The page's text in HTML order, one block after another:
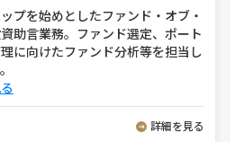
プを始めとしたファンド・オブ・
助言業務。ファンド選定、ポート
に向けたファンド分析等を担当し
詳細を見る